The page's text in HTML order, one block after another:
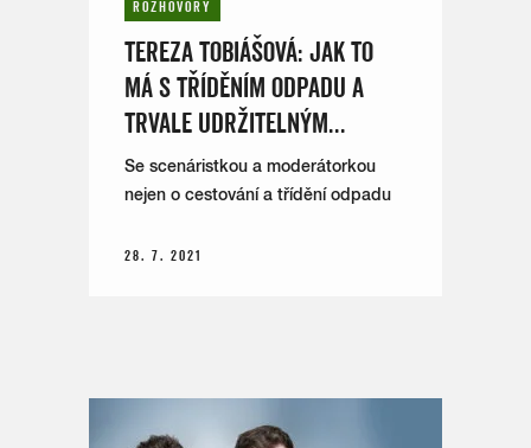
ROZHOVORY
TEREZA TOBIÁŠOVÁ: JAK TO
MÁ S TŘÍDĚNÍM ODPADU A
TRVALE UDRŽITELNÝM...
Se scenáristkou a moderátorkou
nejen o cestování a třídění odpadu
28. 7. 2021